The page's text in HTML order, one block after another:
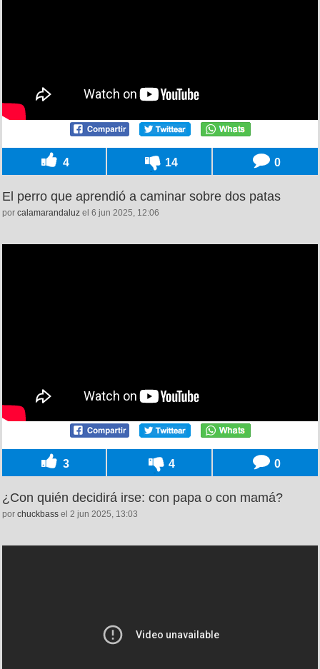
4 14 0
El perro que aprendió a caminar sobre dos patas
por calamarandaluz el 6 jun 2025, 12:06
3 4 0
¿Con quién decidirá irse: con papa o con mamá?
por chuckbass el 2 jun 2025, 13:03